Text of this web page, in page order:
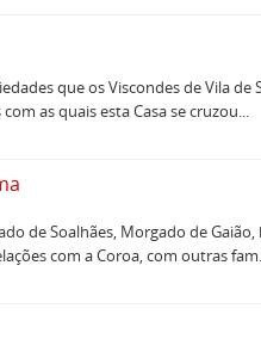
que os Viscondes de Vila de
as quais esta Casa se cruzou...
de Soalhães, Morgado de Gaião,
com a Coroa, com outras